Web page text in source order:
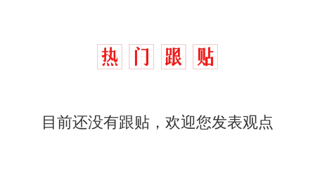
目前还没有跟贴，欢迎您发表观点